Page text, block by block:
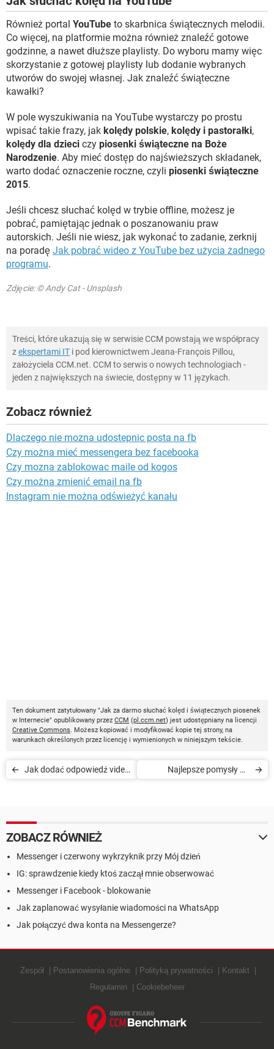
Również portal YouTube to skarbnica świątecznych melodii.
Co więcej, na platformie można również znaleźć gotowe
godzinne, a nawet dłuższe playlisty. Do wyboru mamy więc
skorzystanie z gotowej playlisty lub dodanie wybranych
utworów do swojej własnej. Jak znaleźć świąteczne
kawałki?
W pole wyszukiwania na YouTube wystarczy po prostu
wpisać takie frazy, jak kolędy polskie, kolędy i pastorałki,
kolędy dla dzieci czy piosenki świąteczne na Boże
Narodzenie. Aby mieć dostęp do najświeższych składanek,
warto dodać oznaczenie roczne, czyli piosenki świąteczne
2015.
Jeśli chcesz słuchać kolęd w trybie offline, możesz je
pobrać, pamiętając jednak o poszanowaniu praw
autorskich. Jeśli nie wiesz, jak wykonać to zadanie, zerknij
na poradę Jak pobrać wideo z YouTube bez użycia żadnego
programu.
Zdjęcie: © Andy Cat - Unsplash
Treści, które ukazują się w serwisie CCM powstają we współpracy
zekspertami IT i pod kierownictwem Jeana-François Pillou,
założyciela CCM.net. CCM to serwis o nowych technologiach -
jeden z największych na świecie, dostępny w 11 językach.
Zobacz również
Dlaczego nie mozna udostepnic posta na fb
Czy można mieć messengera bez facebooka
Czy mozna zablokowac maile od kogos
Czy można zmienić email na fb
Instagram nie można odświeżyć kanału
Ten dokument zatytułowany "Jak za darmo słuchać kolęd i świątecznych piosenek
w Internecie" opublikowany przez CCM (pl.ccm.net) jest udostępniany na licencji
Creative Commons. Możesz kopiować i modyfikować kopie tej strony, na
warunkach określonych przez licencję i wymienionych w niniejszym tekście.
Jak dodać odpowiedź video
Najlepsze pomysły na
ZOBACZ RÓWNIEŻ
Messenger i czerwony wykrzyknik przy Mój dzień
IG: sprawdzenie kiedy ktoś zaczął mnie obserwować
Messenger i Facebook - blokowanie
Jak zaplanować wysyłanie wiadomości na WhatsApp
Jak połączyć dwa konta na Messengerze?
Zespół Postanowienia ogólne Polityką prywatności
Kontakt
Regulamin
Cookiebeheer